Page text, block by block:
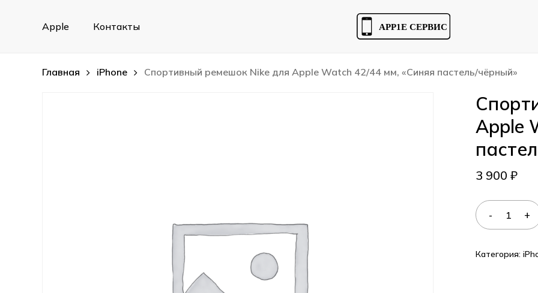
Apple Контакты
Главная iPhone Спортивный ремешок Nike для Apple Watch 42/44 мм, «Синяя пастель/чёрный»
Apple
3 900₽
Категория: